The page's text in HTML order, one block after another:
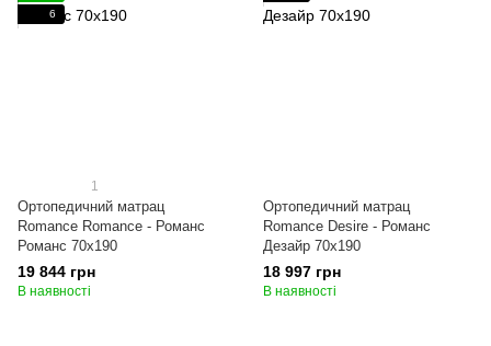
6
1
Ортопедичний матрац
Romance Romance - Романс
Романс 70x190
19 844 грн
В наявності
Ортопедичний матрац
Romance Desire - Романс
Дезайр 70x190
18 997 грн
В наявності